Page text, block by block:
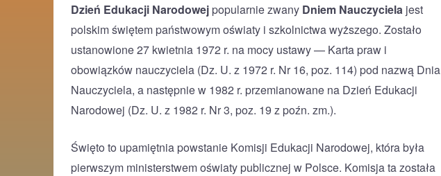
Dzień Edukacji Narodowej popularnie zwany Dniem Nauczyciela jest
polskim świętem państwowym oświaty i szkolnictwa wyższego. Zostało
ustanowione 27 kwietnia 1972 r. na mocy ustawy — Karta praw i
obowiązków nauczyciela (Dz. U. z 1972 r. Nr 16, poz. 114) pod nazwą Dnia
Nauczyciela, a następnie w 1982 r. przemianowane na Dzień Edukacji
Narodowej (Dz. U. z 1982 r. Nr 3, poz. 19 z poźn. zm.).
Święto to upamiętnia powstanie Komisji Edukacji Narodowej, która była
pierwszym ministerstwem oświaty publicznej w Polsce. Komisja ta została